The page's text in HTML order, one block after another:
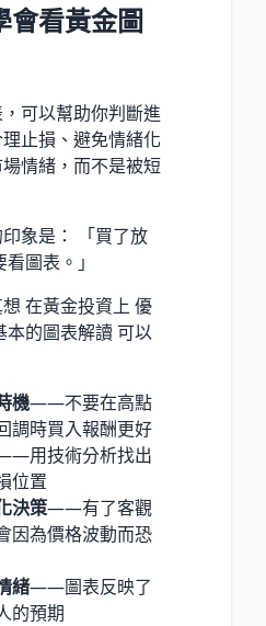
會看黃金圖
可以幫助你判斷進
止損、避免情緒化
情緒，而不是被短
象是： 「買了放
圖表。」
在黃金投資上 優
本的圖表解讀 可以
機——不要在高點
調時買入報酬更好
用技術分析找出
位置
決策——有了客觀
因為價格波動而恐
緒——圖表反映了
的預期